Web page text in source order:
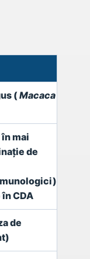
(Macaca
mai
de
CDA
de